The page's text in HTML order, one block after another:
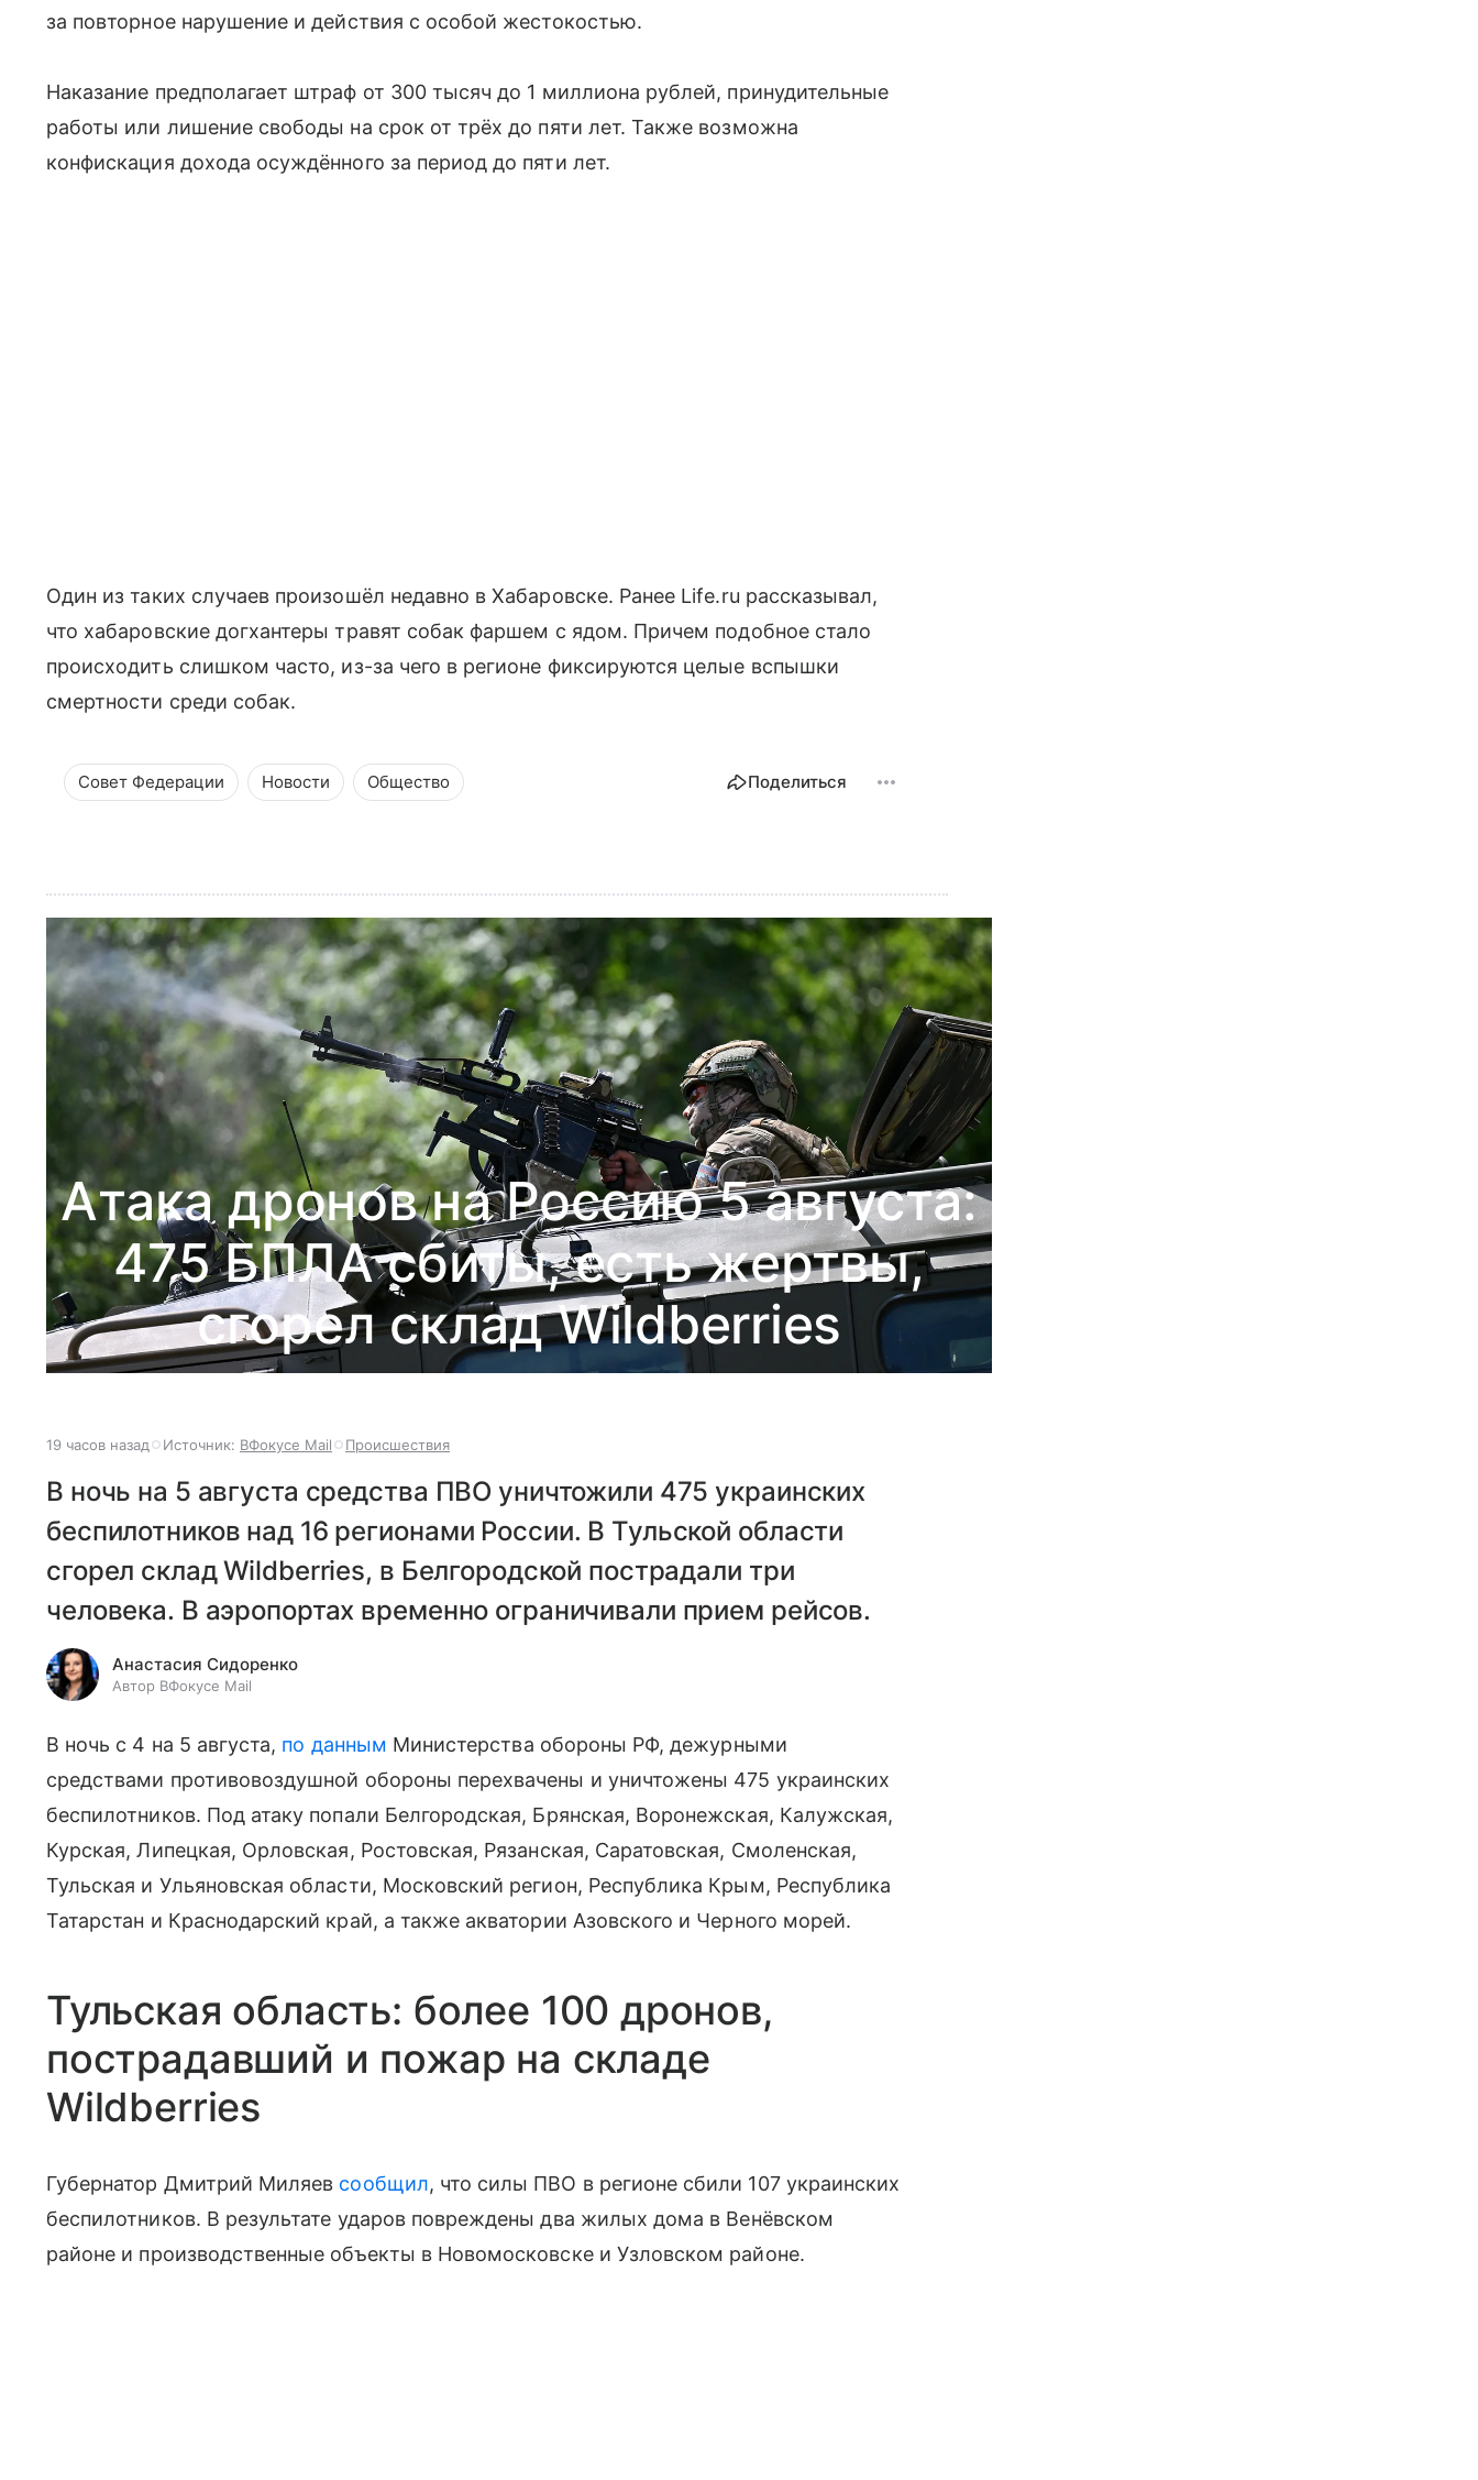
за повторное нарушение и действия с особой жестокостью.
Наказание предполагает штраф от 300 тысяч до 1 миллиона рублей, принудительные
работы или лишение свободы на срок от трёх до пяти лет. Также возможна
конфискация дохода осуждённого за период до пяти лет.
Один из таких случаев произошёл недавно в Хабаровске. Ранее Life.ru рассказывал,
что хабаровские догхантеры травят собак фаршем с ядом. Причем подобное стало
происходить слишком часто, из-за чего в регионе фиксируются целые вспышки
смертности среди собак.
Совет Федерации Новости Общество Поделиться
Атака дронов на Россию 5 августа:
475 БПЛА сбиты, есть жертвы,
сгорел склад Wildberries
19 часов назад Источник: ВФокусе Mail Происшествия
В ночь на 5 августа средства ПВО уничтожили 475 украинских
беспилотников над 16 регионами России. В Тульской области
сгорел склад Wildberries, в Белгородской пострадали три
человека. В аэропортах временно ограничивали прием рейсов.
Анастасия Сидоренко
Автор ВФокусе Mail
В ночь с 4 на 5 августа, по данным Министерства обороны РФ, дежурными
средствами противовоздушной обороны перехвачены и уничтожены 475 украинских
беспилотников. Под атаку попали Белгородская, Брянская, Воронежская, Калужская,
Курская, Липецкая, Орловская, Ростовская, Рязанская, Саратовская, Смоленская,
Тульская и Ульяновская области, Московский регион, Республика Крым, Республика
Татарстан и Краснодарский край, а также акватории Азовского и Черного морей.
Тульская область: более 100 дронов,
пострадавший и пожар на складе
Wildberries
Губернатор Дмитрий Миляев сообщил, что силы ПВО в регионе сбили 107 украинских
беспилотников. В результате ударов повреждены два жилых дома в Венёвском
районе и производственные объекты в Новомосковске и Узловском районе.